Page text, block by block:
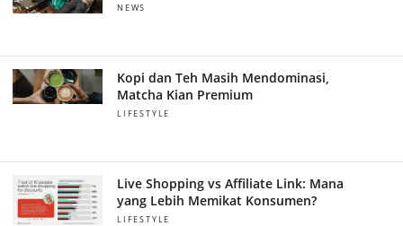
NEWS
Kopi dan Teh Masih Mendominasi,
Matcha Kian Premium
LIFESTYLE
Live Shopping vs Affiliate Link: Mana
yang Lebih Memikat Konsumen?
LIFESTYLE